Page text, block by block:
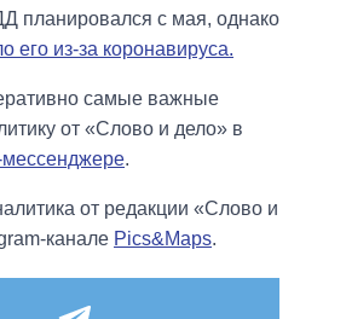
планировался с мая, однако
его из-за коронавируса.
самые важные
от «Слово и дело» в
.
от редакции «Слово и
канале Pics&Maps.